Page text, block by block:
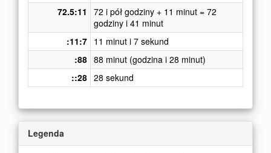
72.5:11
72 i pół godziny + 11 minut = 72
godziny i 41 minut
:11:7 11 minut i 7 sekund
:88 88 minut (godzina i 28 minut)
::28 28 sekund
Legenda